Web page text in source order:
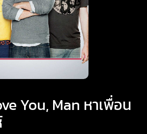
You, Man หาเพื่อน